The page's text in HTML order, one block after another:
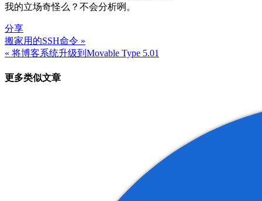
我的立场奇怪么？不会分析咧。
分享
文
章
导
搬家用的SSH命令 »
« 将博客系统升级到Movable Type 5.01
更多类似文章